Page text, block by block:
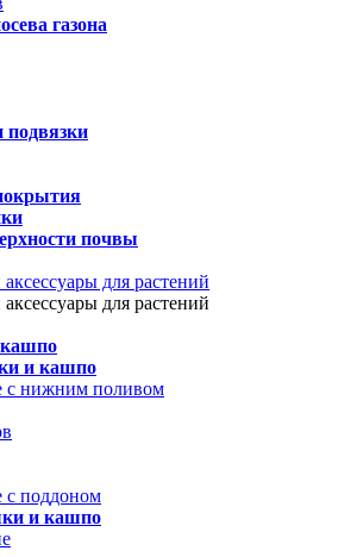
газона
подвязки
почвы
для растений
для растений
и кашпо
с нижним поливом
с поддоном
и кашпо